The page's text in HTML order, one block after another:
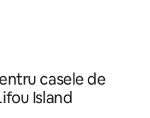
casele de
Island